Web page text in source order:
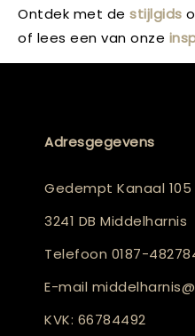
Ontdek met de stijlgids
of lees een van onze
Adresgegevens
Gedempt Kanaal 105
3241 DB Middelharnis
Telefoon 0187-
E-mail
KVK: 66784492